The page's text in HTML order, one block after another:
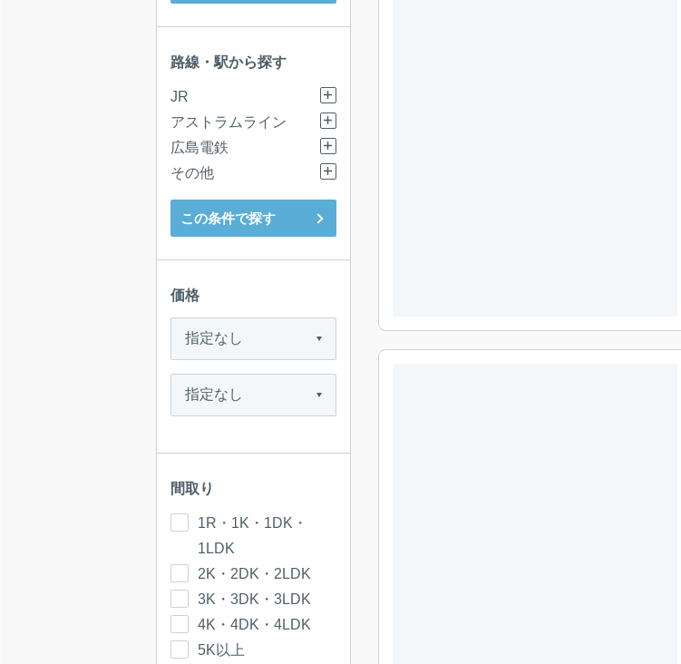
路線・駅から探す
JR
アストラムライン
広島電鉄
その他
この条件で探す
価格
間取り
1R・1K・1DK・
1LDK
2K・2DK・2LDK
3K・3DK・3LDK
4K・4DK・4LDK
5K以上